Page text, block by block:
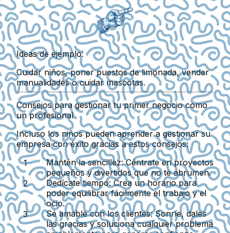
Ideas de ejemplo:
Cuidar niños, poner puestos de limonada, vender
manualidades o cuidar mascotas.
Consejos para gestionar tu primer negocio como
un profesional
Incluso los niños pueden aprender a gestionar su
empresa con éxito gracias a estos consejos:
Mantén la sencillez:Céntrate en proyectos
pequeños y divertidos que no te abrumen.
Dedícate tiempo: Crea un horario para
poder equilibrar fácilmente el trabajo y el
ocio.
Sé amable con los clientes:Sonríe, dales
las gracias y soluciona cualquier problema